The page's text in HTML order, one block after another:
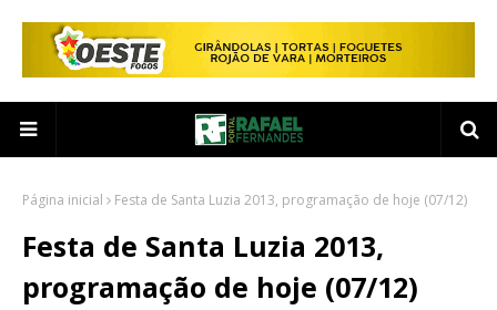
Página inicial Festa de Santa Luzia 2013, programação de hoje (07/12)
Festa de Santa Luzia 2013,
programação de hoje (07/12)